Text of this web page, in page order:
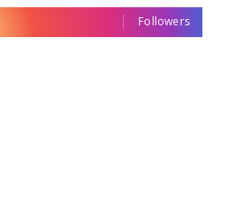
Followers